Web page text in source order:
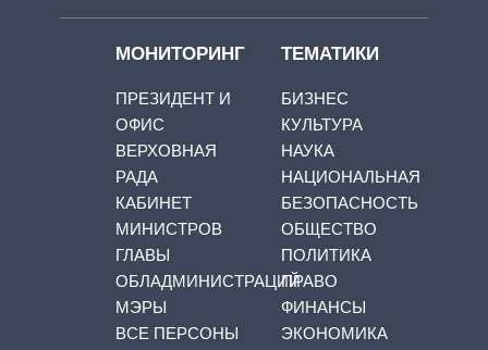
МОНИТОРИНГ
ПРЕЗИДЕНТ И
ОФИС
ВЕРХОВНАЯ
РАДА
КАБИНЕТ
МИНИСТРОВ
ГЛАВЫ
ОБЛАДМИНИСТРАЦИЙ
МЭРЫ
ВСЕ ПЕРСОНЫ
ТЕМАТИКИ
БИЗНЕС
КУЛЬТУРА
НАУКА
НАЦИОНАЛЬНАЯ
БЕЗОПАСНОСТЬ
ОБЩЕСТВО
ПОЛИТИКА
ПРАВО
ФИНАНСЫ
ЭКОНОМИКА